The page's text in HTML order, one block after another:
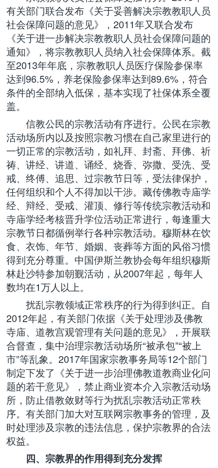
有关部门联合发布《关于妥善解决宗教教职人员
社会保障问题的意见》，2011年又联合发布
《关于进一步解决宗教教职人员社会保障问题的
通知》，将宗教教职人员纳入社会保障体系。截
至2013年年底，宗教教职人员医疗保险参保率
达到96.5%，养老保险参保率达到89.6%，符合
条件的全部纳入低保，基本实现了社保体系全覆
盖。
信教公民的宗教活动有序进行。公民在宗教
活动场所内以及按照宗教习惯在自己家里进行的
一切正常的宗教活动，如礼拜、封斋、拜佛、祈
祷、讲经、讲道、诵经、烧香、弥撒、受洗、受
戒、终傅、追思、过宗教节日等，受法律保护，
任何组织和个人不得加以干涉。藏传佛教寺庙学
经、辩经、受戒、灌顶、修行等传统宗教活动和
寺庙学经考核晋升学位活动正常进行，每逢重大
宗教节日都循例举行各种宗教活动。穆斯林在饮
食、衣饰、年节、婚姻、丧葬等方面的风俗习惯
得到充分尊重。中国伊斯兰教协会每年组织穆斯
林赴沙特参加朝觐活动，从2007年起，每年人
数均在1万人以上。
扰乱宗教领域正常秩序的行为得到纠正。自
2012年起，有关部门依据《关于处理涉及佛教
寺庙、道教宫观管理有关问题的意见》，开展联
合督查，集中治理宗教活动场所“被承包”“被上
市”等乱象。2017年国家宗教事务局等12个部门
制定下发了《关于进一步治理佛教道教商业化问
题的若干意见》，禁止商业资本介入宗教活动场
所，防止借教敛财等行为扰乱宗教活动正常秩
序。有关部门加大对互联网宗教事务的管理，及
时处理涉及宗教的违法信息，保护宗教界的合法
权益。
四、宗教界的作用得到充分发挥